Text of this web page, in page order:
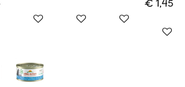
In winkelwagenIn winkelwagenIn winkelwagen
€ 1,45
In